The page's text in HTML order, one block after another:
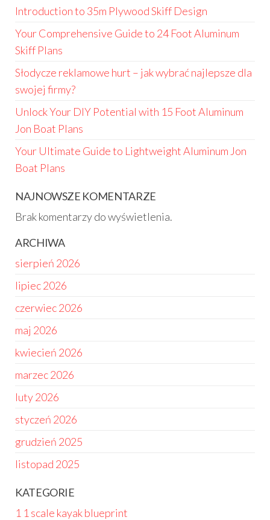
Introduction to 35m Plywood Skiff Design
Your Comprehensive Guide to 24 Foot Aluminum
Skiff Plans
Słodycze reklamowe hurt – jak wybrać najlepsze dla
swojej firmy?
Unlock Your DIY Potential with 15 Foot Aluminum
Jon Boat Plans
Your Ultimate Guide to Lightweight Aluminum Jon
Boat Plans
NAJNOWSZE KOMENTARZE
Brak komentarzy do wyświetlenia.
ARCHIWA
sierpień 2026
lipiec 2026
czerwiec 2026
maj 2026
kwiecień 2026
marzec 2026
luty 2026
styczeń 2026
grudzień 2025
listopad 2025
KATEGORIE
1 1 scale kayak blueprint